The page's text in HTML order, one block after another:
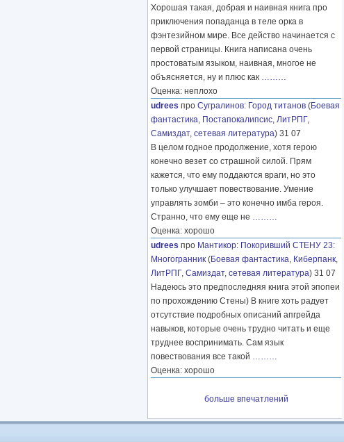
Хорошая такая, добрая и наивная книга про
приключения попаданца в теле орка в
фэнтезийном мире. Все действо начинается с
первой страницы. Книга написана очень
простоватым языком, наивная, многое не
объясняется, ну и плюс как ………
Оценка: неплохо
udrees про Сугралинов: Город титанов (Боевая
фантастика, Постапокалипсис, ЛитРПГ,
Самиздат, сетевая литература) 31 07
В целом годное продолжение, хотя герою
конечно везет со страшной силой. Прям
кажется, что ему поддаются враги, но это
только улучшает повествование. Умение
управлять зомби – это конечно имба героя.
Странно, что ему еще не ………
Оценка: хорошо
udrees про Мантикор: Покоривший СТЕНУ 23:
Многогранник (Боевая фантастика, Киберпанк,
ЛитРПГ, Самиздат, сетевая литература) 31 07
Надеюсь это предпоследняя книга этой эпопеи
по прохождению Стены) В книге хоть радует
отсутствие подробных описаний апгрейда
навыков, которые очень трудно читать и еще
труднее воспринимать. Сам язык
повествования все такой ………
Оценка: хорошо
больше впечатлений